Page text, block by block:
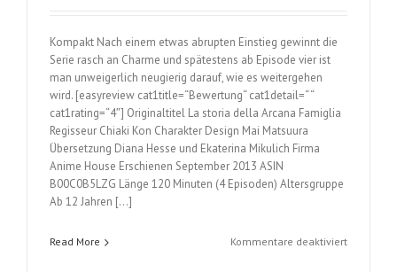
Kompakt Nach einem etwas abrupten Einstieg gewinnt die
Serie rasch an Charme und spätestens ab Episode vier ist
man unweigerlich neugierig darauf, wie es weitergehen
wird. [easyreview cat1title=“Bewertung“ cat1detail=“ “
cat1rating=“4″] Originaltitel La storia della Arcana Famiglia
Regisseur Chiaki Kon Charakter Design Mai Matsuura
Übersetzung Diana Hesse und Ekaterina Mikulich Firma
Anime House Erschienen September 2013 ASIN
B00C0B5LZG Länge 120 Minuten (4 Episoden) Altersgruppe
Ab 12 Jahren […]
Read More Kommentare deaktiviertfür